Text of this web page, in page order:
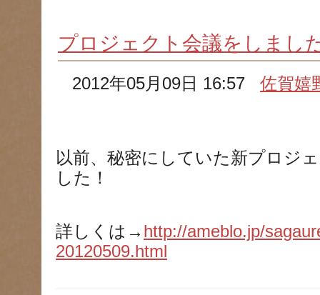
プロジェクト会議をしまし
2012年05月09日 16:57佐賀嬉
以前、秘密にしていた新プロジ
した！
詳しくは→ http://ameblo.jp/
20120509.html